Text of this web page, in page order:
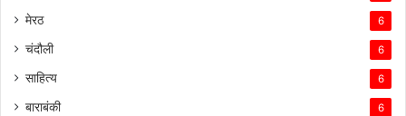
मेरठ 6
चंदौली 6
साहित्य 6
बाराबंकी 6